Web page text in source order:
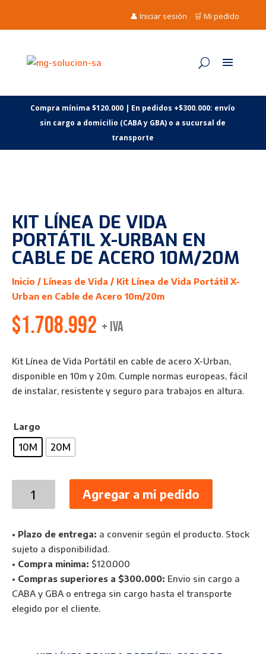
👤 Iniciar sesión 🛒 Mi pedido
Compra mínima $120.000 | En pedidos +$300.000: envío
sin cargo a domicilio (CABA y GBA) o a sucursal de
transporte
KIT LÍNEA DE VIDA
PORTÁTIL X-URBAN EN
CABLE DE ACERO 10M/20M
Inicio / Líneas de Vida / Kit Línea de Vida Portátil X-
Urban en Cable de Acero 10m/20m
$1.708.992 + IVA
Kit Línea de Vida Portátil en cable de acero X-Urban,
disponible en 10m y 20m. Cumple normas europeas, fácil
de instalar, resistente y seguro para trabajos en altura.
Largo
10M 20M
Línea
Vida
Portátil
X-
Urban
en
Cable
Agregar a mi pedido
• Plazo de entrega: a convenir según el producto. Stock
sujeto a disponibilidad.
• Compra minima: $120.000
• Compras superiores a $300.000: Envio sin cargo a
CABA y GBA o entrega sin cargo hasta el transporte
elegido por el cliente.